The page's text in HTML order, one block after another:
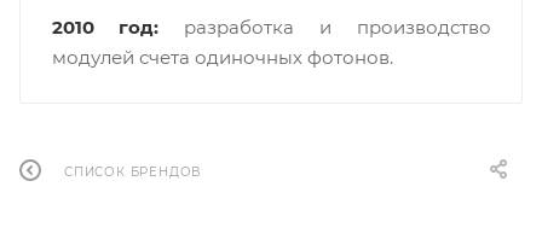
2010 год: разработка и производство
модулей счета одиночных фотонов.
СПИСОК БРЕНДОВ